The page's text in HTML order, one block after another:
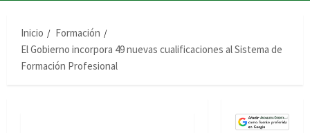
Inicio
Formación
El Gobierno incorpora 49 nuevas cualificaciones al Sistema de
Formación Profesional